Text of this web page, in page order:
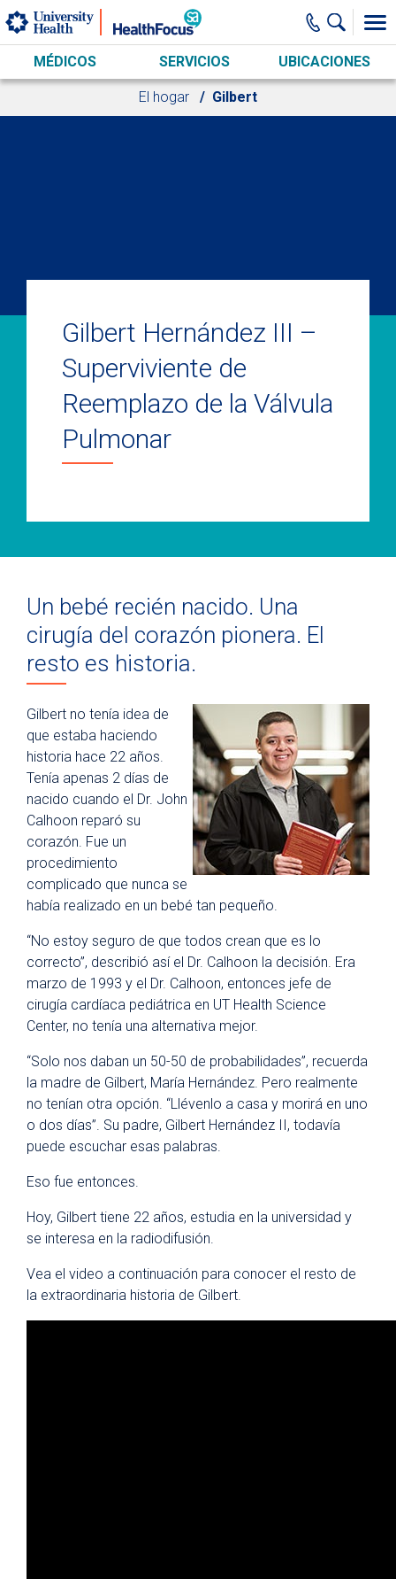
Skip to main content
MÉDICOS SERVICIOS UBICACIONES
El hogar Gilbert
Gilbert Hernández III –
Superviviente de
Reemplazo de la Válvula
Pulmonar
Un bebé recién nacido. Una
cirugía del corazón pionera. El
resto es historia.
Gilbert no tenía idea de
que estaba haciendo
historia hace 22 años.
Tenía apenas 2 días de
nacido cuando el Dr. John
Calhoon reparó su
corazón. Fue un
procedimiento
complicado que nunca se
había realizado en un bebé tan pequeño.
“No estoy seguro de que todos crean que es lo
correcto”, describió así el Dr. Calhoon la decisión. Era
marzo de 1993 y el Dr. Calhoon, entonces jefe de
cirugía cardíaca pediátrica en UT Health Science
Center, no tenía una alternativa mejor.
“Solo nos daban un 50-50 de probabilidades”, recuerda
la madre de Gilbert, María Hernández. Pero realmente
no tenían otra opción. “Llévenlo a casa y morirá en uno
o dos días”. Su padre, Gilbert Hernández II, todavía
puede escuchar esas palabras.
Eso fue entonces.
Hoy, Gilbert tiene 22 años, estudia en la universidad y
se interesa en la radiodifusión.
Vea el video a continuación para conocer el resto de
la extraordinaria historia de Gilbert.